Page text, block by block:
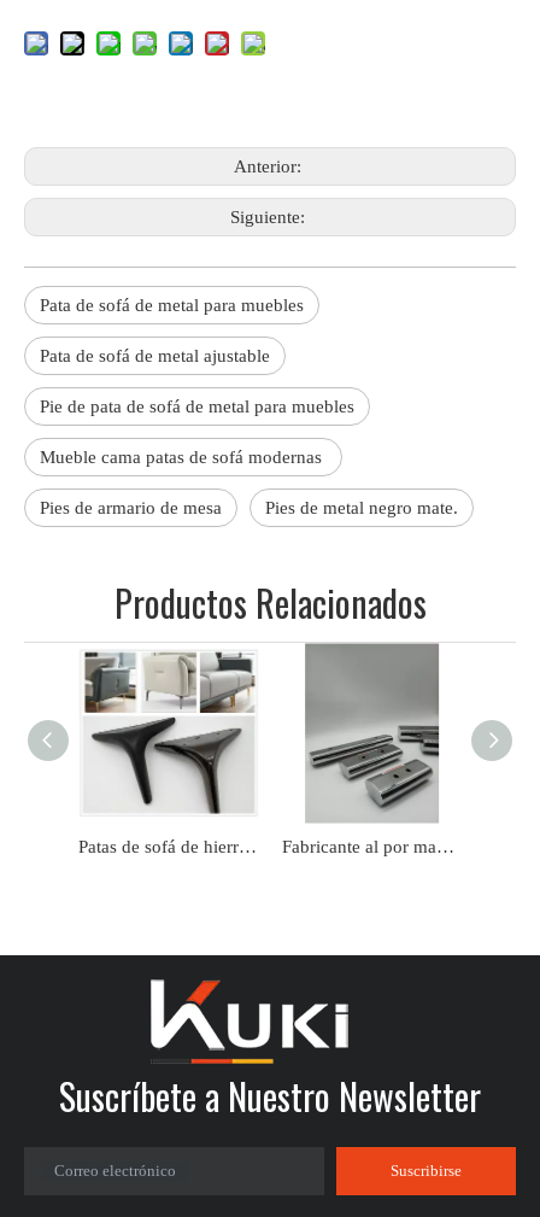
Anterior:
Siguiente:
Pata de sofá de metal para muebles
Pata de sofá de metal ajustable
Pie de pata de sofá de metal para muebles
Mueble cama patas de sofá modernas
Pies de armario de mesa Pies de metal negro mate.
Productos Relacionados
Patas de sofá de hierro de lujo con forma cónica moderna de metal personalizado de fábrica Fabricante al por mayor de la mesa de cobre simple cubierta de la mesa de latón sofá pie
Suscríbete a Nuestro Newsletter
Correo electrónico Suscribirse